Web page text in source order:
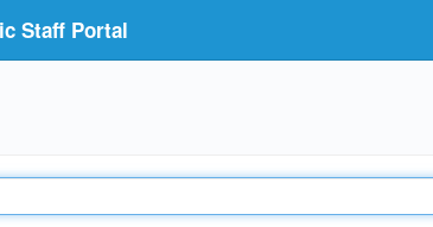
Staff Portal